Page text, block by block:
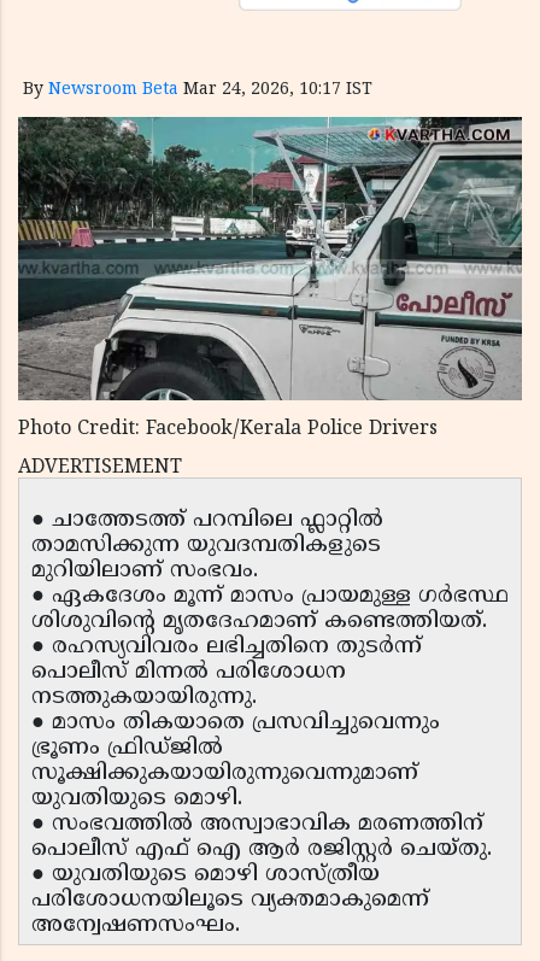
By Newsroom Beta Mar 24, 2026, 10:17 IST
Photo Credit: Facebook/Kerala Police Drivers
ADVERTISEMENT
● ചാത്തേടത്ത് പറമ്പിലെ ഫ്ലാറ്റിൽ
താമസിക്കുന്ന യുവദമ്പതികളുടെ
മുറിയിലാണ് സംഭവം.
● ഏകദേശം മൂന്ന് മാസം പ്രായമുള്ള ഗർഭസ്ഥ
ശിശുവിന്റെ മൃതദേഹമാണ് കണ്ടെത്തിയത്.
● രഹസ്യവിവരം ലഭിച്ചതിനെ തുടർന്ന്
പൊലീസ് മിന്നൽ പരിശോധന
നടത്തുകയായിരുന്നു.
● മാസം തികയാതെ പ്രസവിച്ചുവെന്നും
ഭ്രൂണം ഫ്രിഡ്ജിൽ
സൂക്ഷിക്കുകയായിരുന്നുവെന്നുമാണ്
യുവതിയുടെ മൊഴി.
● സംഭവത്തിൽ അസ്വാഭാവിക മരണത്തിന്
പൊലീസ് എഫ് ഐ ആർ രജിസ്റ്റർ ചെയ്തു.
● യുവതിയുടെ മൊഴി ശാസ്ത്രീയ
പരിശോധനയിലൂടെ വ്യക്തമാകുമെന്ന്
അന്വേഷണസംഘം.